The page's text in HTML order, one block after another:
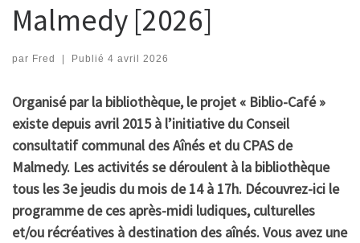
Malmedy [2026]
par Fred | Publié 4 avril 2026
Organisé par la bibliothèque, le projet « Biblio-Café »
existe depuis avril 2015 à l’initiative du Conseil
consultatif communal des Aînés et du CPAS de
Malmedy. Les activités se déroulent à la bibliothèque
tous les 3e jeudis du mois de 14 à 17h. Découvrez-ici le
programme de ces après-midi ludiques, culturelles
et/ou récréatives à destination des aînés.Vous avez une